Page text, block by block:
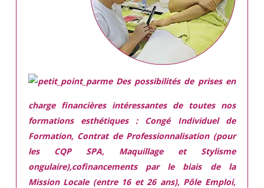
Des possibilités de prises en
charge financières intéressantes de toutes nos
formations esthétiques :Congé Individuel de
Formation, Contrat de Professionnalisation (pour
les CQP SPA, Maquillage et Stylisme
ongulaire),cofinancements par le biais de la
Mission Locale (entre 16 et 26 ans), Pôle Emploi,